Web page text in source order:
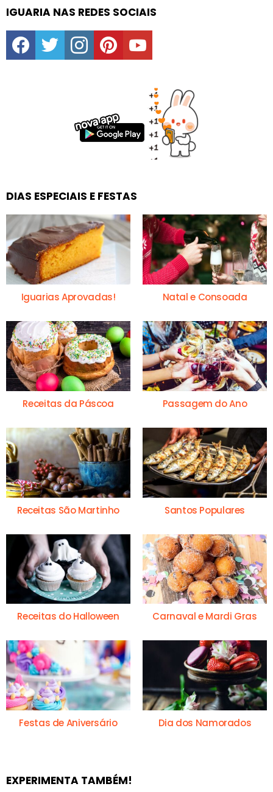
IGUARIA NAS REDES SOCIAIS
facebooktwitter instagrampinterestyoutube
DIAS ESPECIAIS E FESTAS
Iguarias Aprovadas! Natal e Consoada
Receitas da Páscoa Passagem do Ano
Receitas São Martinho Santos Populares
Receitas do Halloween Carnaval e Mardi Gras
Festas de Aniversário Dia dos Namorados
EXPERIMENTA TAMBÉM!